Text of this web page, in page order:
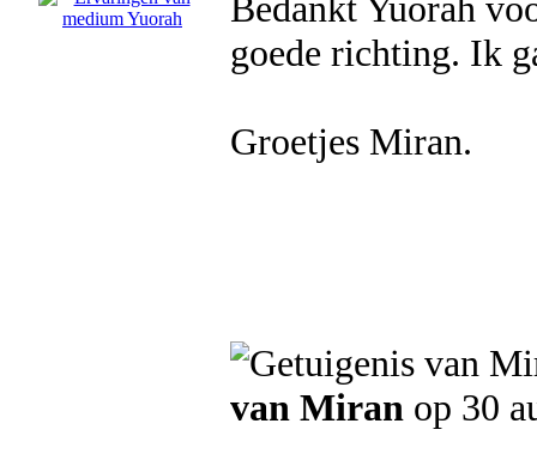
goede richting. Ik
Groetjes Miran.
van Miran op 30